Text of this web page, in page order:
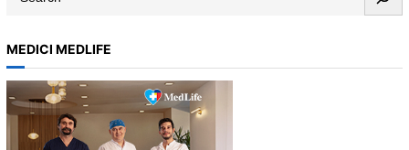
r
c
h
MEDICI MEDLIFE